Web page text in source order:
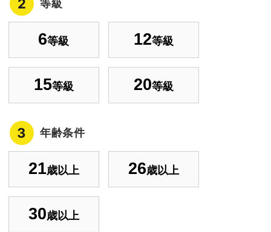
2 等級
6等級 12等級
15等級 20等級
3 年齢条件
21歳以上 26歳以上
30歳以上